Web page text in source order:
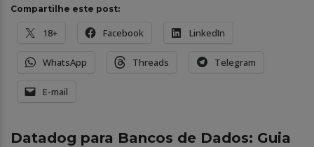
Compartilhe este post:
18+ Facebook LinkedIn
WhatsApp Threads Telegram
E-mail
Banco de Dados
Datadog para Bancos de Dados: Guia